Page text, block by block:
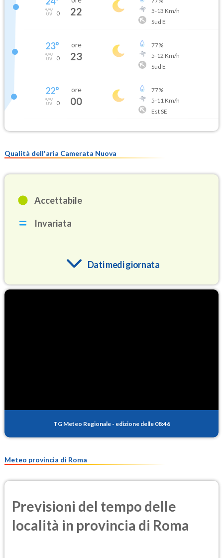
0 22
5-13 Km/h
Sud E
23°
0
ore
23
77%
5-12 Km/h
Sud E
22°
0
ore
00
77%
5-11Km/h
Est SE
Qualità dell'aria Camerata Nuova
Accettabile
Invariata
Dati medi giornata
PM25
TG Meteo Regionale - edizione delle 08:46
Meteo provincia di Roma
Previsioni del tempo delle
località in provincia di Roma